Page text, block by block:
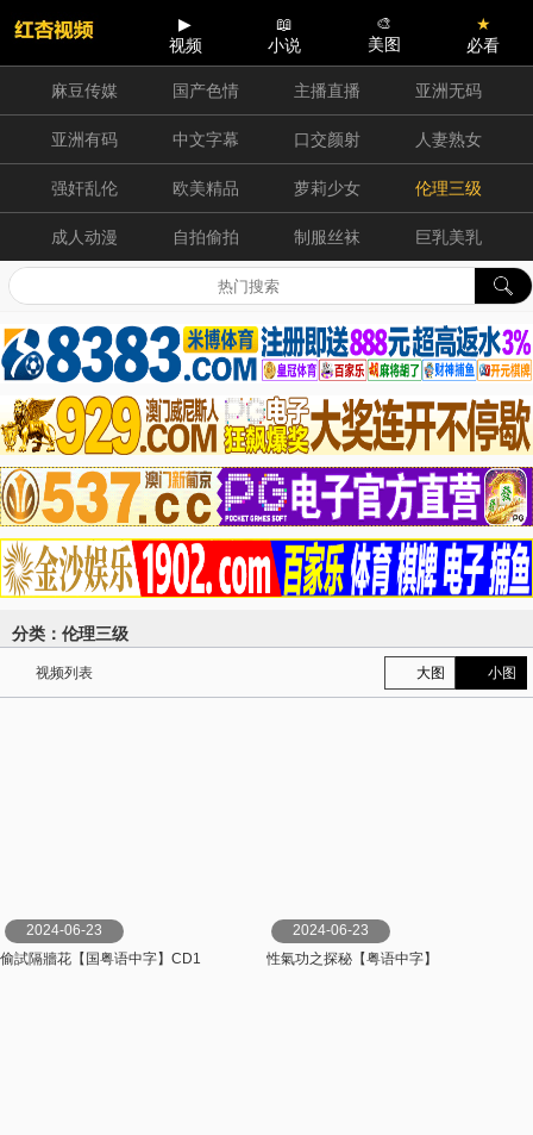
▶
视频
📖
小说
🎨
美图
★
必看
麻豆传媒 国产色情 主播直播 亚洲无码
亚洲有码 中文字幕 口交颜射 人妻熟女
强奸乱伦 欧美精品 萝莉少女 伦理三级
成人动漫 自拍偷拍 制服丝袜 巨乳美乳
分类：伦理三级
视频列表 大图 小图
偷試隔牆花【国粤语中字】CD1
2024-06-23
性氣功之探秘【粤语中字】
2024-06-23